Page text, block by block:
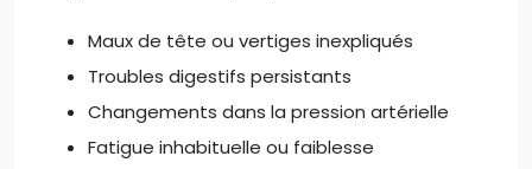
Maux de tête ou vertiges inexpliqués
Troubles digestifs persistants
Changements dans la pression artérielle
Fatigue inhabituelle ou faiblesse